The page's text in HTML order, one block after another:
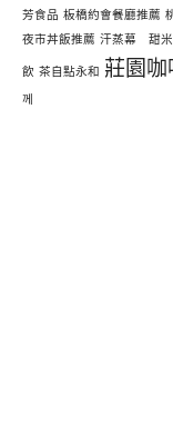
芳食品 板橋約會餐廳推薦
夜市丼飯推薦 汗蒸幕 甜
飲 茶自點永和 莊園咖
께